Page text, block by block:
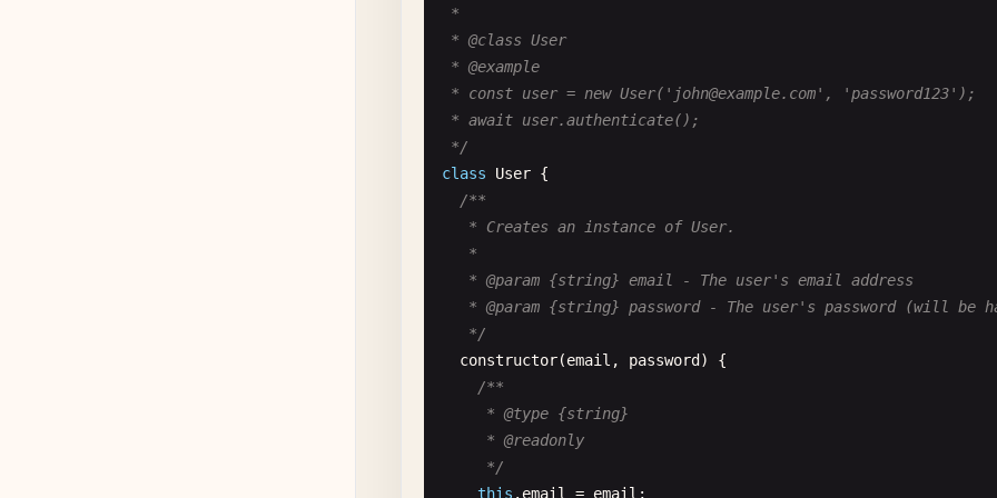
*
* @class User
* @example
* const user = new User(' john@example.com', 'password123');
* await user.authenticate();
*/
class
User {
/**
   * Creates an instance of User.
   *
   * @param {string} email - The user's email address
* @param {string} password - The user's password (will be
   */
constructor(email , password ) {
/**
     * @type {string}
     * @readonly
     */
this . email = email ;